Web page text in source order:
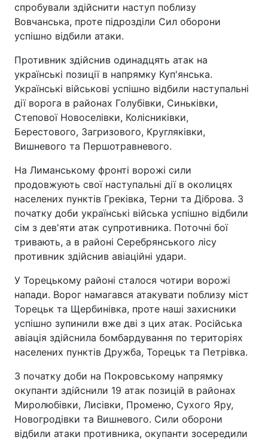
спробували здійснити наступ поблизу
Вовчанська, проте підрозділи Сил оборони
успішно відбили атаки.
Противник здійснив одинадцять атак на
українські позиції в напрямку Куп'янська.
Українські військові успішно відбили наступальні
дії ворога в районах Голубівки, Синьківки,
Степової Новоселівки, Колісниківки,
Берестового, Загризового, Кругляківки,
Вишневого та Першотравневого.
На Лиманському фронті ворожі сили
продовжують свої наступальні дії в околицях
населених пунктів Греківка, Терни та Діброва. З
початку доби українські війська успішно відбили
сім з дев'яти атак супротивника. Поточні бої
тривають, а в районі Серебрянського лісу
противник здійснив авіаційні удари.
У Торецькому районі сталося чотири ворожі
напади. Ворог намагався атакувати поблизу міст
Торецьк та Щербинівка, проте наші захисники
успішно зупинили вже дві з цих атак. Російська
авіація здійснила бомбардування по територіях
населених пунктів Дружба, Торецьк та Петрівка.
З початку доби на Покровському напрямку
окупанти здійснили 19 атак позицій в районах
Миролюбівки, Лисівки, Променю, Сухого Яру,
Новогродівки та Вишневого. Сили оборони
відбили атаки противника, окупанти зосередили